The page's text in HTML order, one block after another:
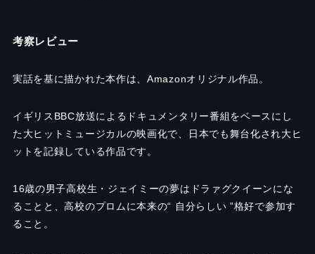
考察レビュー
実話を基に描かれた本作は、Amazonオリジナル作品。
イギリスBBC放送によるドキュメンタリー番組をベースにし
た大ヒットミュージカルの映画化で、日本でも舞台化され大ヒ
ットを記録している作品です。
16歳の男子高校生・ジェイミーの夢はドラァグクイーンにな
ることと、高校のプロムに本来の“ 自分らしい ”格好で参加す
ること。